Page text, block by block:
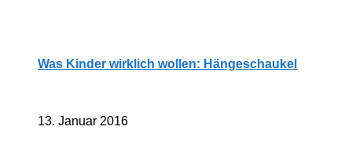
Was Kinder wirklich wollen: Hängeschaukel
13. Januar 2016